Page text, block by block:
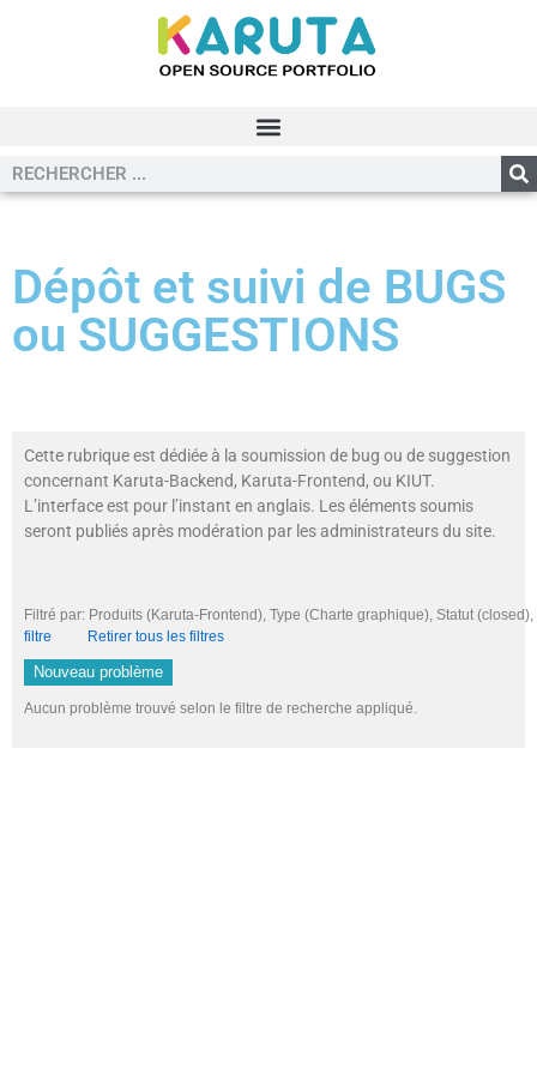
Dépôt et suivi de BUGS
ou SUGGESTIONS
Cette rubrique est dédiée à la soumission de bug ou de suggestion
concernant Karuta-Backend, Karuta-Frontend, ou KIUT.
L’interface est pour l’instant en anglais. Les éléments soumis
seront publiés après modération par les administrateurs du site.
Filtré par: Produits (Karuta-Frontend), Type (Charte graphique), Statut
filtre
Retirer tous les filtres
Nouveau problème
Aucun problème trouvé selon le filtre de recherche appliqué.